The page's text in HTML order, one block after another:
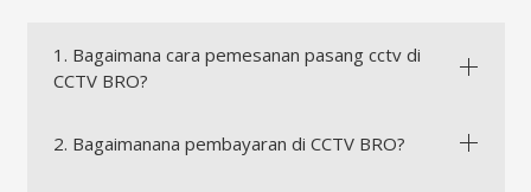
1. Bagaimana cara pemesanan pasang cctv di
CCTV BRO?
2. Bagaimanana pembayaran di CCTV BRO?